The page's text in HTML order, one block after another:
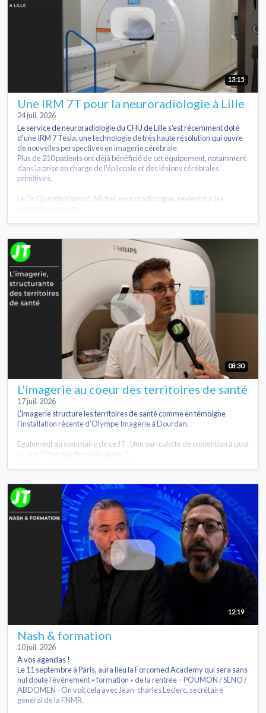
13:15
Une IRM 7T pour la neuroradiologie à Lille
24 juil. 2026
Le service de neuroradiologie du CHU de Lille s'est récemment doté
d'une IRM 7 Tesla, une technologie de très haute résolution qui ouvre
de nouvelles perspectives en imagerie cérébrale.
Plus de 210 patients ont déjà bénéficié de cet équipement, notamment
dans la prise en charge de l'épilepsie et des lésions cérébrales
primitives.
Le Dr Quentin Vannod-Michel, neuroradiologue, revient sur les
08:30
L'imagerie au coeur des territoires de santé
17 juil. 2026
L'imagerie structure les territoires de santé comme en témoigne
l'installation récente d'Olympe Imagerie à Dourdan.
Également au sommaire de ce JT : Une sur-culotte de contention à quoi
ça sert ? Pour quelles indications ? ...
12:19
Nash & formation
10 juil. 2026
A vos agendas !
Le 11 septembre à Paris, aura lieu la Forcomed Academy qui sera sans
nul doute l’événement « formation » de la rentrée – POUMON / SENO /
ABDOMEN - On voit cela avec Jean-charles Leclerc, secrétaire
général de la FNMR.